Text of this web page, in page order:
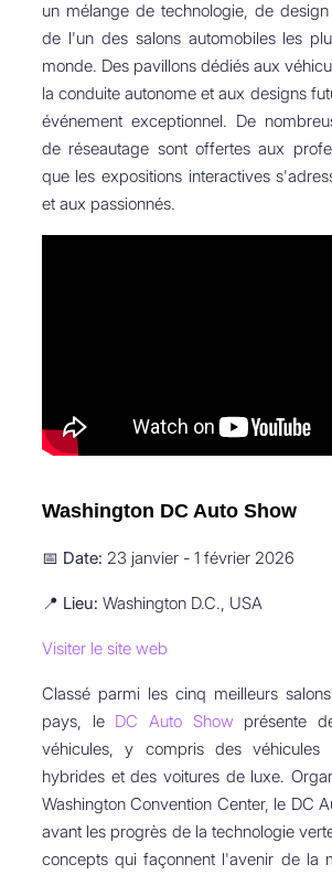
un mélange de technologie, de
de l'un des salons automobiles les
monde. Des pavillons dédiés aux
la conduite autonome et aux designs
événement exceptionnel. De
de réseautage sont offertes aux
que les expositions interactives
et aux passionnés.
Washington DC Auto Show
📅 Date: 23 janvier - 1 février 2026
📍 Lieu: Washington D.C., USA
Visiter le site web
Classé parmi les cinq meilleurs
pays, le DC Auto Show présente
véhicules, y compris des véhicules
hybrides et des voitures de luxe.
Washington Convention Center, le DC
avant les progrès de la technologie
concepts qui façonnent l'avenir de la